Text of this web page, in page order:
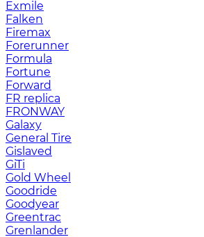
Exmile
Falken
Firemax
Forerunner
Formula
Fortune
Forward
FR replica
FRONWAY
Galaxy
General Tire
Gislaved
GiTi
Gold Wheel
Goodride
Goodyear
Greentrac
Grenlander